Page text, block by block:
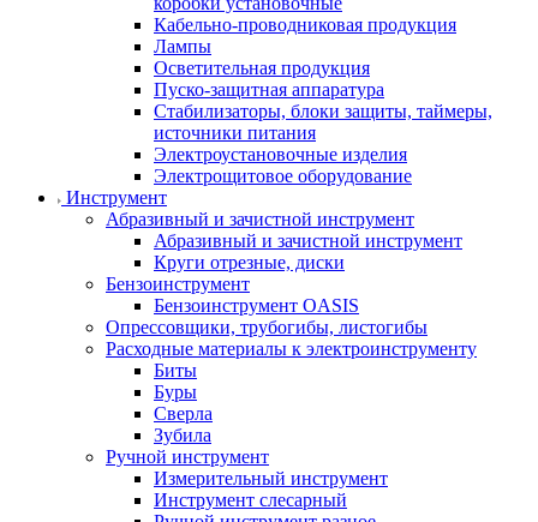
Кабельно-проводниковая продукция
Лампы
Осветительная продукция
Пуско-защитная аппаратура
Стабилизаторы, блоки защиты, таймеры,
источники питания
Электроустановочные изделия
Электрощитовое оборудование
Инструмент
Абразивный и зачистной инструмент
Абразивный и зачистной инструмент
Круги отрезные, диски
Бензоинструмент
Бензоинструмент OASIS
Опрессовщики, трубогибы, листогибы
Расходные материалы к электроинструменту
Биты
Буры
Сверла
Зубила
Ручной инструмент
Измерительный инструмент
Инструмент слесарный